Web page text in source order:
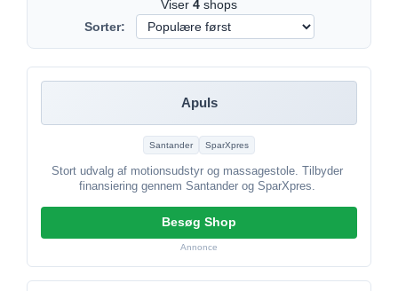
Viser 4 shops
Sorter:
Apuls
Santander SparXpres
Stort udvalg af motionsudstyr og massagestole. Tilbyder
finansiering gennem Santander og SparXpres.
Besøg Shop
Annonce